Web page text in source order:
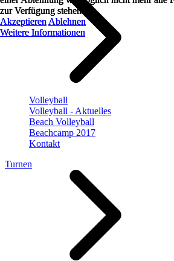
Volleyball
Volleyball - Aktuelles
Beach Volleyball
Beachcamp 2017
Kontakt
Turnen
zur Verfügung stehen.
Akzeptieren Ablehnen
Weitere Informationen
zur Verfügung stehen.
Akzeptieren Ablehnen
Weitere Informationen
zur Verfügung stehen.
Akzeptieren Ablehnen
Weitere Informationen